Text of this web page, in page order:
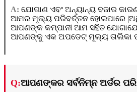
A: ଯୋଗାଣ ଏବଂ ଅନ୍ୟାନ୍ୟ ବଜାର
ଆମର ମୂଲ୍ୟ ପରିବର୍ତ୍ତନ ହୋଇପାରେ
ଆପଣଙ୍କ କମ୍ପାନୀ ଆମ ସହିତ
ଆପଣଙ୍କୁ ଏକ ଅପଡେଟ୍ ମୂଲ୍ୟ ତାଲିକା
Q:ଆପଣଙ୍କର ସର୍ବନିମ୍ନ ଅର୍ଡର